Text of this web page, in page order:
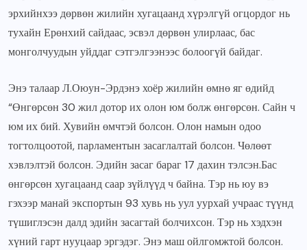
эрхийнхээ дөрвөн жилийн хугацаанд хүрэлгүй огцордог нь
тухайн Ерөнхий сайдаас, эсвэл дөрвөн улирлаас, бас
монголчуудын уйддаг сэтгэлгээнээс болоогүй байдаг.
Энэ талаар Л.Оюун-Эрдэнэ хоёр жилийн өмнө яг өдийд
“Өнгөрсөн 30 жил дотор их олон юм болж өнгөрсөн. Сайн ч
юм их бий. Хувийн өмчтэй болсон. Олон намын одоо
тогтолцоотой, парламентын засаглалтай болсон. Чөлөөт
хэвлэлтэй болсон. Эдийн засаг бараг 17 дахин тэлсэн.Бас
өнгөрсөн хугацаанд саар зүйлүүд ч байна. Тэр нь юу вэ
гэхээр манай экспортын 93 хувь нь уул уурхай учраас түүнд
түшиглэсэн далд эдийн засагтай болчихсон. Тэр нь хэдхэн
хүний гарт нууцаар эргэдэг. Энэ маш ойлгомжтой болсон.